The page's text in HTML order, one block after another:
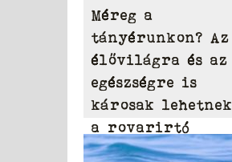
Méreg a
tányérunkon? Az
élővilágra és az
egészségre is
károsak lehetnek
a rovarirtó
szerek